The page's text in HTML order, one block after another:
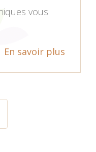
vous
En savoir plus